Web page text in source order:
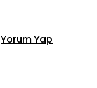
Yorum Yap